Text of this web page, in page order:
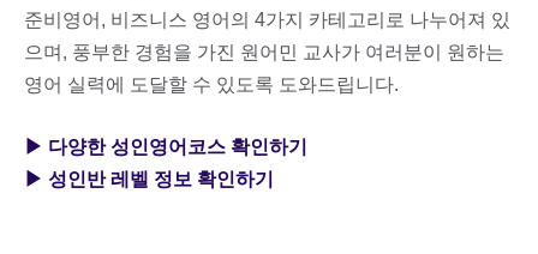
준비영어, 비즈니스 영어의 4가지 카테고리로 나누어져 있
으며, 풍부한 경험을 가진 원어민 교사가 여러분이 원하는
영어 실력에 도달할 수 있도록 도와드립니다.
▶ 다양한 성인영어코스 확인하기
▶ 성인반 레벨 정보 확인하기